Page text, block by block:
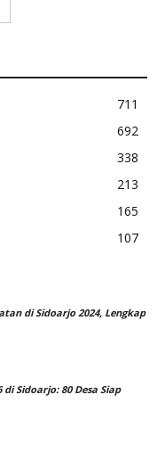
711
692
338
213
165
107
di Sidoarjo 2024, Lengkap
Sidoarjo: 80 Desa Siap